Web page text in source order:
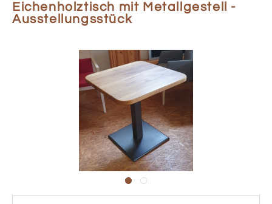
Eichenholztisch mit Metallgestell -
Ausstellungsstück